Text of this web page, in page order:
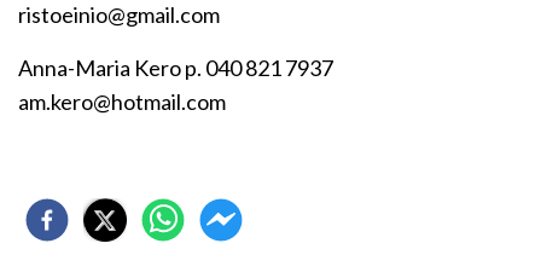
ristoeinio@gmail.com
Anna-Maria Kero p. 040 821 7937
am.kero@hotmail.com